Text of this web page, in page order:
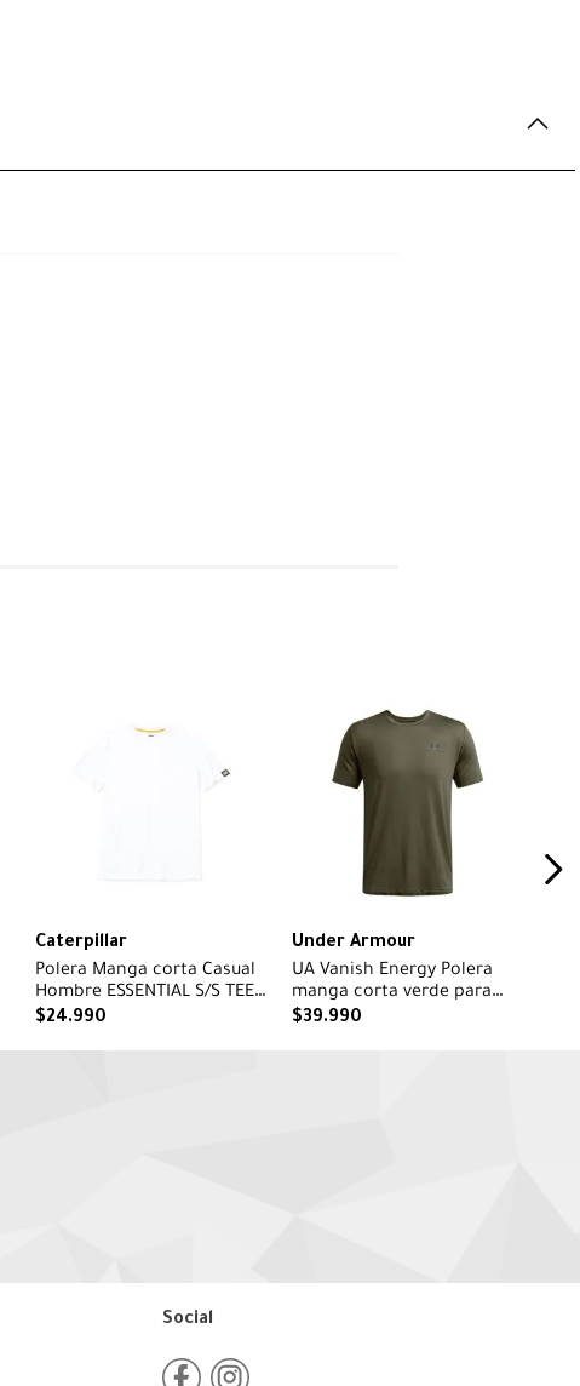
Caterpillar
Polera Manga corta Casual
Hombre ESSENTIAL S/S TEE
Blanco CAT
$24.990
Under Armour
UA Vanish Energy Polera
manga corta verde para
hombre
$39.990
Social